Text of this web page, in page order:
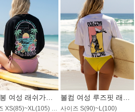
사이즈 XS(85)~XL(105) / 오버핏 사이즈 S(90)~L(100)